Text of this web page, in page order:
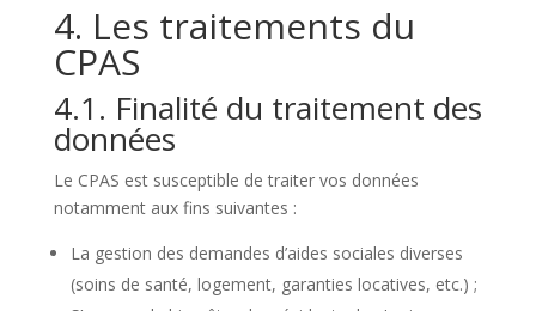
4. Les traitements du
CPAS
4.1. Finalité du traitement des
données
Le CPAS est susceptible de traiter vos données
notamment aux fins suivantes :
La gestion des demandes d’aides sociales diverses
(soins de santé, logement, garanties locatives, etc.) ;